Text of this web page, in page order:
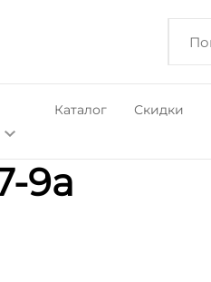
Каталог Скидки
9a